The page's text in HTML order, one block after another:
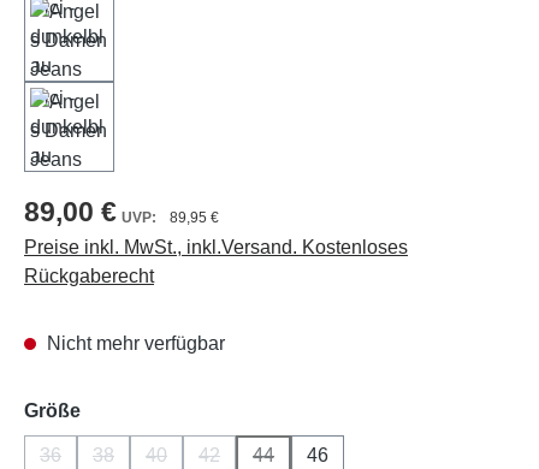
89,00 € 89,95 €
Preise inkl. MwSt., inkl.Versand. Kostenloses
Rückgaberecht
Nicht mehr verfügbar
Größeauswählen
36 38 40 42 44 46